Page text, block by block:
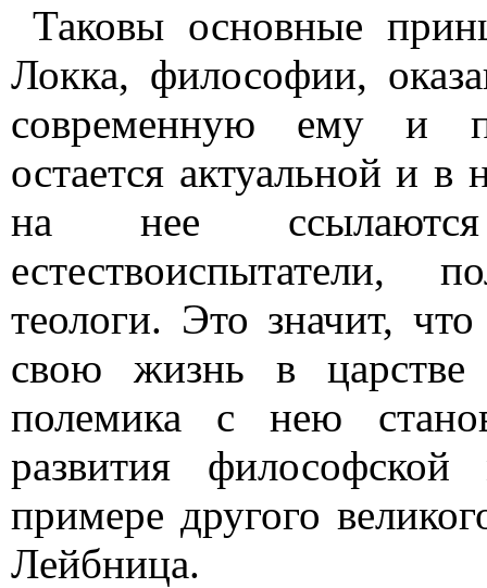
Таковы основные
Локка, философии,
современную ему и
остается актуальной и
на нее
естествоиспытатели,
теологи. Это значит,
свою жизнь в царстве
полемика с нею
развития
примере другого
Лейбница.